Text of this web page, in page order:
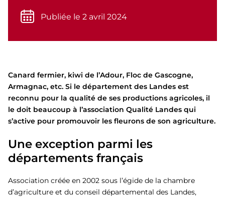
Publiée le 2 avril 2024
Canard fermier, kiwi de l’Adour, Floc de Gascogne,
Armagnac, etc. Si le département des Landes est
reconnu pour la qualité de ses productions agricoles, il
le doit beaucoup à l’association Qualité Landes qui
s’active pour promouvoir les fleurons de son agriculture.
Une exception parmi les
départements français
Association créée en 2002 sous l’égide de la chambre
d’agriculture et du conseil départemental des Landes,